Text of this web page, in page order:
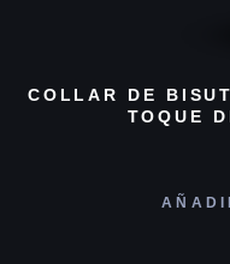
COLLAR DE
TOQUE